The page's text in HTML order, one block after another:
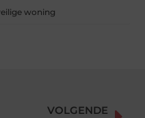
woning
VOLGENDE